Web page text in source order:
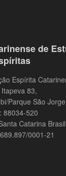
de
Espírita
83,
Parque São Jorge
88034-520
Catarina
0001-21